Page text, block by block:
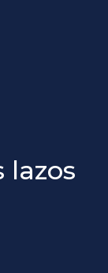
lazos